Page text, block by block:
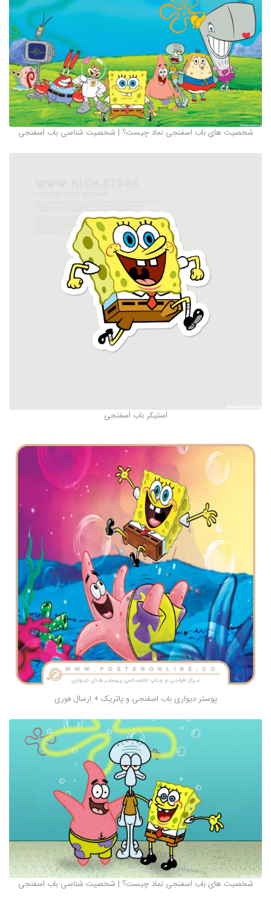
شخصیت های باب اسفنجی نماد چیست؟ | شخصیت شناسی باب اسفنجی
استیکر باب اسفنجی
پوستر دیواری باب اسفنجی و پاتریک + ارسال فوری
شخصیت های باب اسفنجی نماد چیست؟ | شخصیت شناسی باب اسفنجی